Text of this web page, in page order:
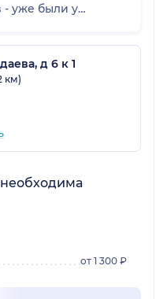
- уже были у
назначил
лекарства, дал
По его назначению
и
д 6 к 1
км)
от 1 300 ₽